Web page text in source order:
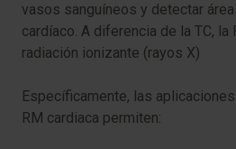
vasos sanguíneos y detectar
cardíaco. A diferencia de la TC, la
radiación ionizante (rayos X)
Específicamente, las
RM cardiaca permiten: